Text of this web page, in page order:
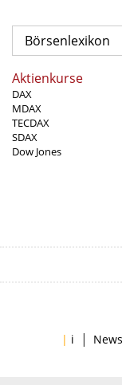
Börsenlexikon
Aktienkurse
DAX
MDAX
TECDAX
SDAX
Dow Jones
| i | News